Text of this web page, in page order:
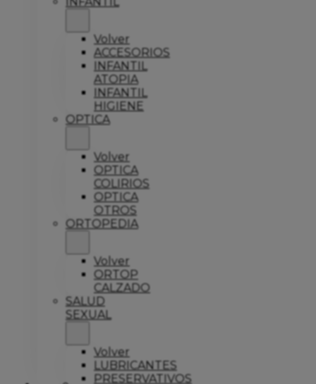
Volver
ACCESORIOS
INFANTIL
ATOPIA
INFANTIL
HIGIENE
OPTICA
Volver
OPTICA
COLIRIOS
OPTICA
OTROS
ORTOPEDIA
Volver
ORTOP
CALZADO
SALUD
SEXUAL
Volver
LUBRICANTES
PRESERVATIVOS